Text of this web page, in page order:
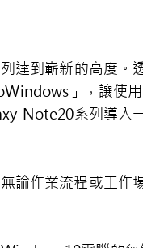
達到嶄新的高度
」，讓使
Note20系列導入
論作業流程或工